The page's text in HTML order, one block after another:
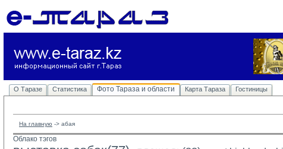
О Таразе Статистика Фото Тараза и области Карта Тараза Гостиницы
На главную -> абая
Облако тэгов